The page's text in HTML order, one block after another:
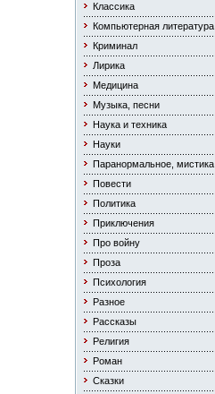
Классика
Компьютерная литература
Криминал
Лирика
Медицина
Музыка, песни
Наука и техника
Науки
Паранормальное, мистика
Повести
Политика
Приключения
Про войну
Проза
Психология
Разное
Рассказы
Религия
Роман
Сказки